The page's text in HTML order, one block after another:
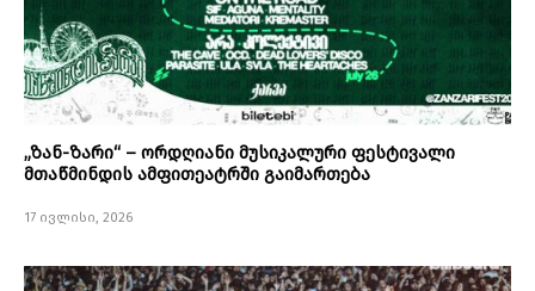
„ზან-ზარი“ – ორდღიანი მუსიკალური ფესტივალი
მთაწმინდის ამფითეატრში გაიმართება
17 ივლისი, 2026